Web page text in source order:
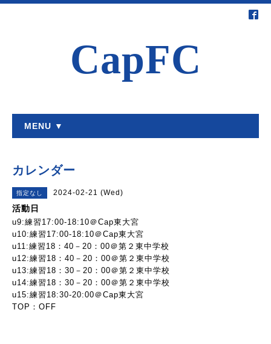
CapFC
MENU ▼
カレンダー
指定なし 2024-02-21 (Wed)
活動日
u9:練習17:00-18:10＠Cap東大宮
u10:練習17:00-18:10＠Cap東大宮
u11:練習18：40－20：00＠第２東中学校
u12:練習18：40－20：00＠第２東中学校
u13:練習18：30－20：00＠第２東中学校
u14:練習18：30－20：00＠第２東中学校
u15:練習18:30-20:00＠Cap東大宮
TOP：OFF